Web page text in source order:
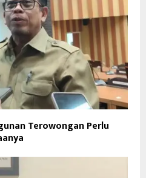
Terowongan Perlu